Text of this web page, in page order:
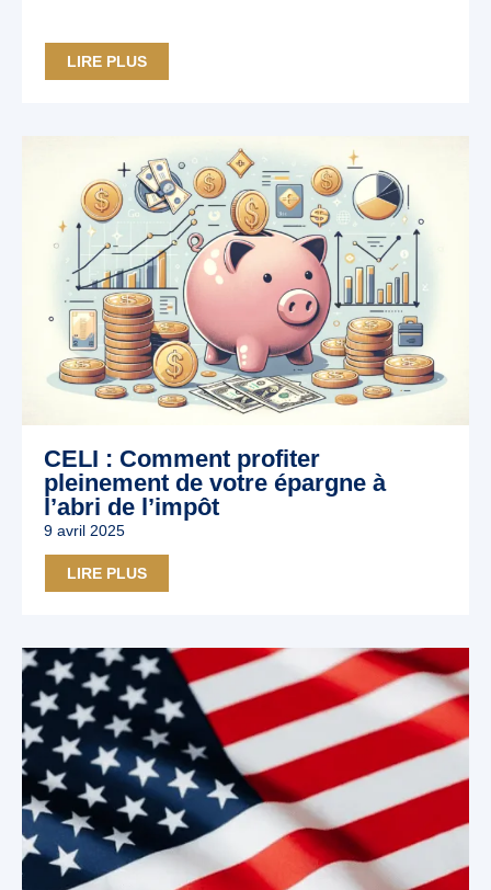
LIRE PLUS
CELI : Comment profiter
pleinement de votre épargne à
l’abri de l’impôt
9 avril 2025
LIRE PLUS